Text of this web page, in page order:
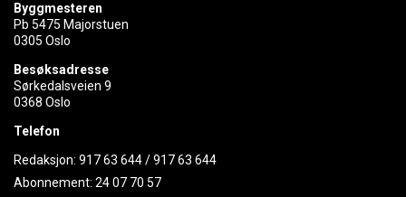
Byggmesteren
Pb 5475 Majorstuen
0305 Oslo
Besøksadresse
Sørkedalsveien 9
0368 Oslo
Telefon
Redaksjon: 917 63 644/917 63 644
Abonnement: 24 07 70 57